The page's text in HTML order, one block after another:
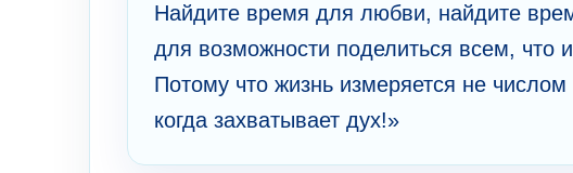
Найдите время для любви, найдите
для возможности поделиться всем, что
Потому что жизнь измеряется не
когда захватывает дух!»